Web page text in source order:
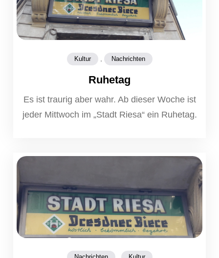
Kultur , Nachrichten
Ruhetag
Es ist traurig aber wahr. Ab dieser Woche ist
jeder Mittwoch im „Stadt Riesa“ ein Ruhetag.